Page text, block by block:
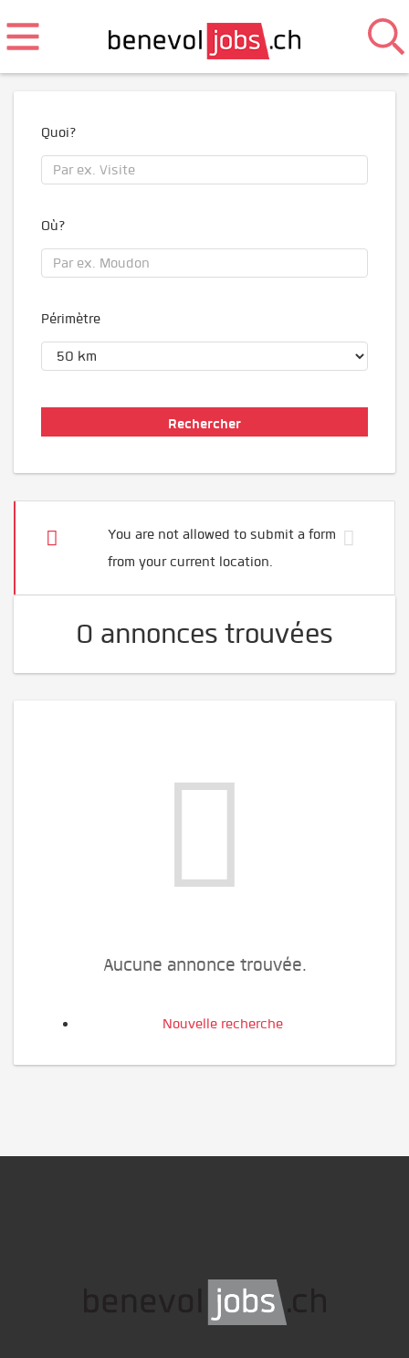
Quoi?
Où?
Périmètre
You are not allowed to submit a form
from your current location.
0 annonces trouvées
Aucune annonce trouvée.
Nouvelle recherche